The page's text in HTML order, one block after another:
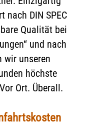
nach DIN SPEC
Qualität bei
und nach
wir unseren
höchste
Ort. Überall.